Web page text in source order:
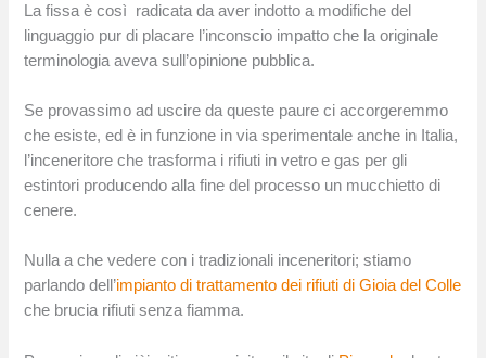
La fissa è così radicata da aver indotto a modifiche del
linguaggio pur di placare l’inconscio impatto che la originale
terminologia aveva sull’opinione pubblica.
Se provassimo ad uscire da queste paure ci accorgeremmo
che esiste, ed è in funzione in via sperimentale anche in Italia,
l’inceneritore che trasforma i rifiuti in vetro e gas per gli
estintori producendo alla fine del processo un mucchietto di
cenere.
Nulla a che vedere con i tradizionali inceneritori; stiamo
parlando dell’impianto di trattamento dei rifiuti di Gioia del Colle
che brucia rifiuti senza fiamma.